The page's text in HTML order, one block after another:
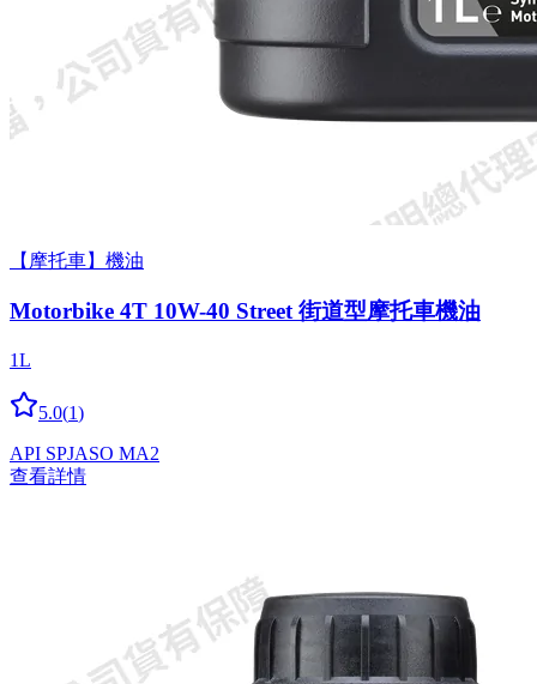
【摩托車】機油
Motorbike 4T 10W-40 Street 街道型摩托車機油
1L
5.0(1)
API SPJASO MA2
查看詳情